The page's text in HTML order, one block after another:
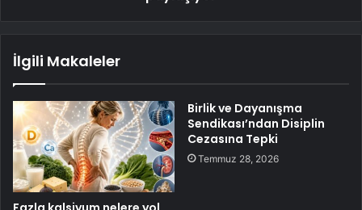
İlgili Makaleler
Birlik ve Dayanışma
Sendikası’ndan Disiplin
Cezasına Tepki
Temmuz 28, 2026